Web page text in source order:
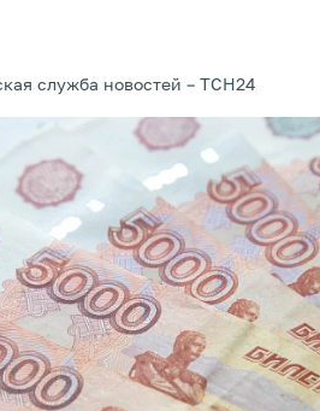
служба новостей ТСН24